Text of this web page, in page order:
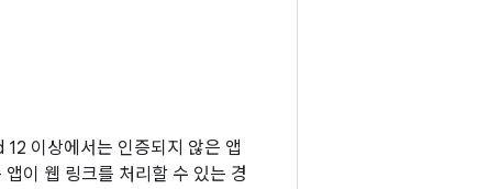
이상에서는 인증되지 않은 앱
이 웹 링크를 처리할 수 있는 경